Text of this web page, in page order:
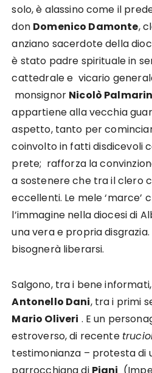
solo, è alassino come il
don Domenico Damonte,
anziano sacerdote della
è stato padre spirituale in
cattedrale e vicario
monsignor Nicolò
appartiene alla vecchia
aspetto, tanto per
coinvolto in fatti disdicevoli
prete; rafforza la
a sostenere che tra il clero
eccellenti. Le mele ‘marce’
l’immagine nella diocesi di
una vera e propria
bisognerà liberarsi.
Salgono, tra i bene
Antonello Dani, tra i primi
Mario Oliveri . E un
estroverso, di recente
testimonianza – protesta di